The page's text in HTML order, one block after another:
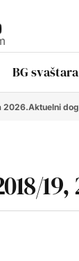
BG svaštara
2026.Aktuelni